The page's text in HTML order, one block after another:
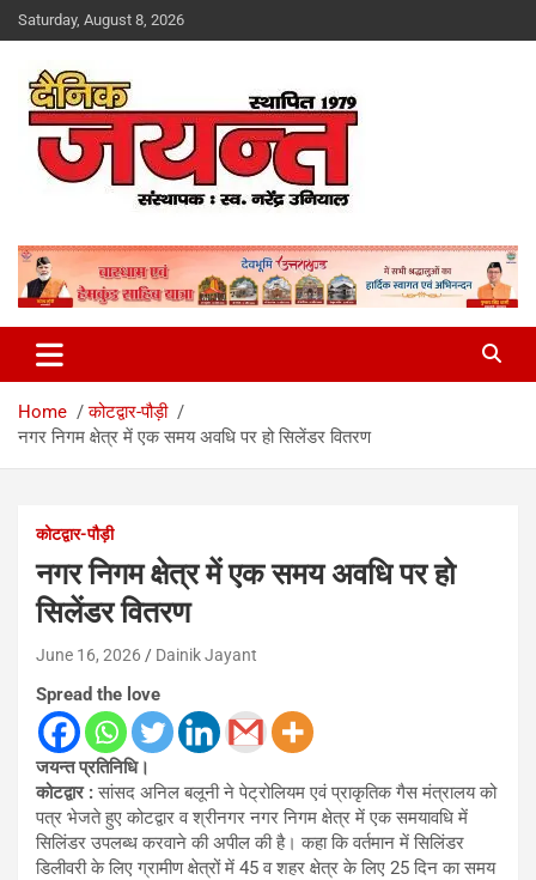
Skip
to
Saturday, August 8, 2026
Dainik Jayant
Home
कोटद्वार-पौड़ी
नगर निगम क्षेत्र में एक समय अवधि पर हो सिलेंडर वितरण
कोटद्वार-पौड़ी
नगर निगम क्षेत्र में एक समय अवधि पर हो
सिलेंडर वितरण
June 16, 2026 Dainik Jayant
Spread the love
जयन्त प्रतिनिधि।
कोटद्वार :सांसद अनिल बलूनी ने पेट्रोलियम एवं प्राकृतिक गैस मंत्रालय को
पत्र भेजते हुए कोटद्वार व श्रीनगर नगर निगम क्षेत्र में एक समयावधि में
सिलिंडर उपलब्ध करवाने की अपील की है। कहा कि वर्तमान में सिलिंडर
डिलीवरी के लिए ग्रामीण क्षेत्रों में 45 व शहर क्षेत्र के लिए 25 दिन का समय